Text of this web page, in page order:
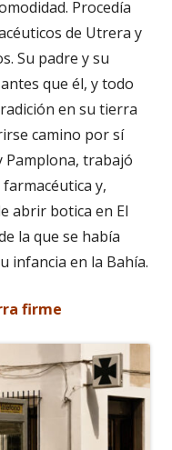
Procedía
de Utrera y
Su padre y su
que él, y todo
en su tierra
camino por sí
Pamplona, trabajó
y,
abrir botica en El
la que se había
infancia en la Bahía.
firme